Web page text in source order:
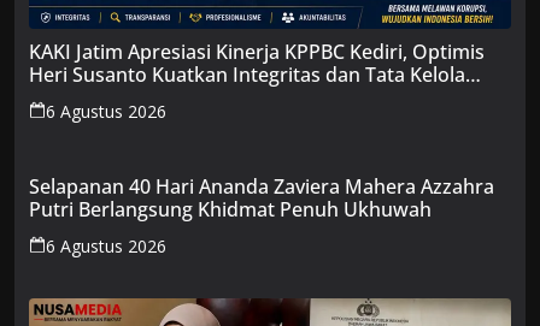
KAKI Jatim Apresiasi Kinerja KPPBC Kediri, Optimis
Heri Susanto Kuatkan Integritas dan Tata Kelola
Bersih
6 Agustus 2026
Selapanan 40 Hari Ananda Zaviera Mahera Azzahra
Putri Berlangsung Khidmat Penuh Ukhuwah
6 Agustus 2026